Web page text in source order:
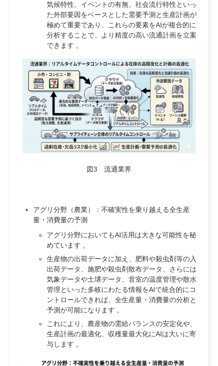
気候特性、イベントの有無、社会流行特性といっ
た外部要因をベースとした需要予測と生産計画が
極めて重要であり、これらの要素をAIが複合的に
分析することで、より精度の高い流通計画を立案
できます 。
図3 流通業界
アグリ分野（農業）：不確実性を乗り越える全生産
量・消費量の予測
アグリ分野においてもAI活用は大きな可能性を秘
めています 。
生産物の出荷データに加え、肥料や殺虫剤等の入
出荷データ、施肥や殺虫剤散布データ、さらには
気象データや土壌データ、音室の温度管理や散水
管理といった多岐にわたる情報をAIで統合的にコ
ントロールできれば、全生産量・消費量の分析と
予測が可能になります 。
これにより、農産物の需給バランスの安定化や、
生産計画の最適化、収穫量最大化にAIは大いに寄
与します 。